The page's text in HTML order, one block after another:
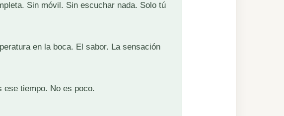
Sin móvil. Sin escuchar nada. Solo tú
en la boca. El sabor. La sensación
ese tiempo. No es poco.